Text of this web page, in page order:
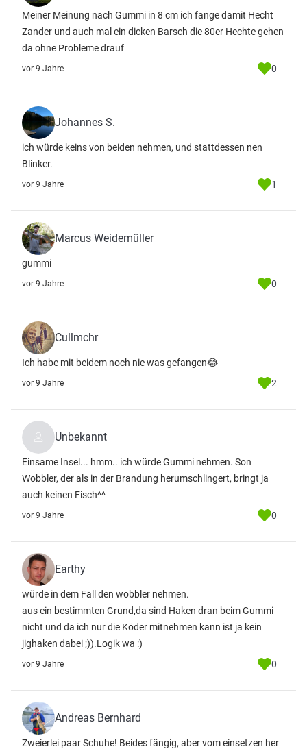
Meiner Meinung nach Gummi in 8 cm ich fange damit Hecht
Zander und auch mal ein dicken Barsch die 80er Hechte gehen
da ohne Probleme drauf
vor 9 Jahre 0
Johannes S.
ich würde keins von beiden nehmen, und stattdessen nen
Blinker.
vor 9 Jahre 1
Marcus Weidemüller
gummi
vor 9 Jahre 0
Cullmchr
Ich habe mit beidem noch nie was gefangen😂
vor 9 Jahre 2
Unbekannt
Einsame Insel... hmm.. ich würde Gummi nehmen. Son
Wobbler, der als in der Brandung herumschlingert, bringt ja
auch keinen Fisch^^
vor 9 Jahre 0
Earthy
würde in dem Fall den wobbler nehmen.
aus ein bestimmten Grund,da sind Haken dran beim Gummi
nicht und da ich nur die Köder mitnehmen kann ist ja kein
jighaken dabei ;)).Logik wa :)
vor 9 Jahre 0
Andreas Bernhard
Zweierlei paar Schuhe! Beides fängig, aber vom einsetzen her